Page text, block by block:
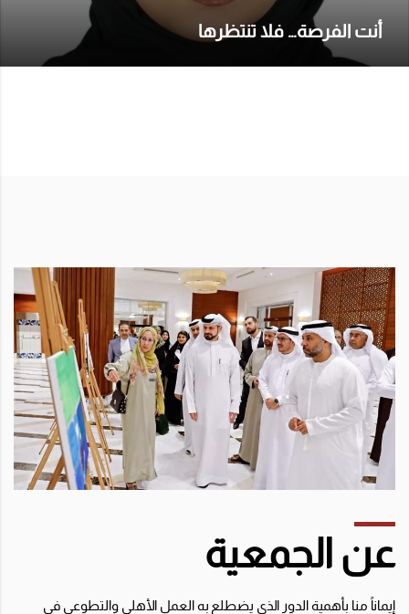
أنت الفرصة… فلا تنتظرها
عن الجمعية
إيماناً منا بأهمية الدور الذي يضطلع به العمل الأهلي والتطوعي في